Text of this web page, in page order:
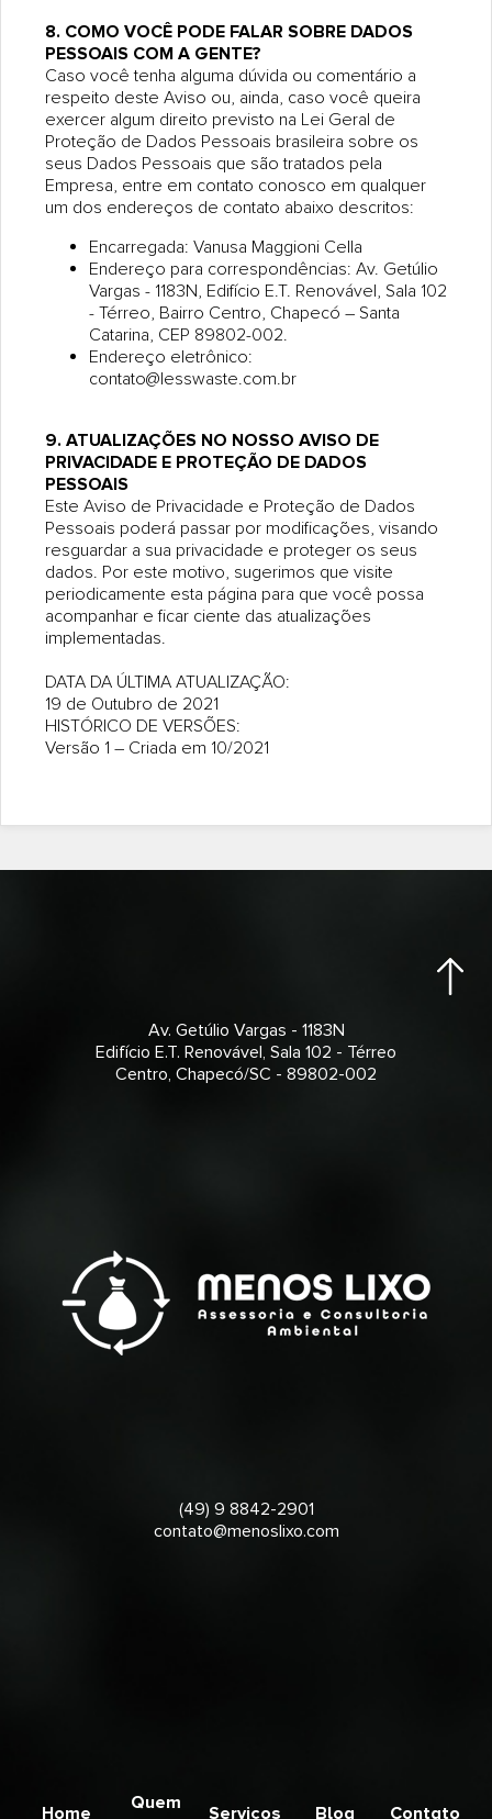
8. COMO VOCÊ PODE FALAR SOBRE DADOS
PESSOAIS COM A GENTE?
Caso você tenha alguma dúvida ou comentário a
respeito deste Aviso ou, ainda, caso você queira
exercer algum direito previsto na Lei Geral de
Proteção de Dados Pessoais brasileira sobre os
seus Dados Pessoais que são tratados pela
Empresa, entre em contato conosco em qualquer
um dos endereços de contato abaixo descritos:
Encarregada: Vanusa Maggioni Cella
Endereço para correspondências: Av. Getúlio
Vargas - 1183N, Edifício E.T. Renovável, Sala 102
- Térreo, Bairro Centro, Chapecó – Santa
Catarina, CEP 89802-002.
Endereço eletrônico:
contato@lesswaste.com.br
9. ATUALIZAÇÕES NO NOSSO AVISO DE
PRIVACIDADE E PROTEÇÃO DE DADOS
PESSOAIS
Este Aviso de Privacidade e Proteção de Dados
Pessoais poderá passar por modificações, visando
resguardar a sua privacidade e proteger os seus
dados. Por este motivo, sugerimos que visite
periodicamente esta página para que você possa
acompanhar e ficar ciente das atualizações
implementadas.
DATA DA ÚLTIMA ATUALIZAÇÃO:
19 de Outubro de 2021
HISTÓRICO DE VERSÕES:
Versão 1 – Criada em 10/2021
Av. Getúlio Vargas - 1183N
Edifício E.T. Renovável, Sala 102 - Térreo
Centro, Chapecó/SC - 89802-002
(49) 9 8842-2901
contato@menoslixo.com
Home
Quem
Serviços Blog Contato